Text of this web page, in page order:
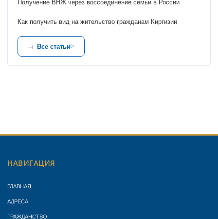
Как получить вид на жительство гражданам Киргизии
Все статьи
НАВИГАЦИЯ
ГЛАВНАЯ
АДРЕСА
ГРАЖДАНСТВО